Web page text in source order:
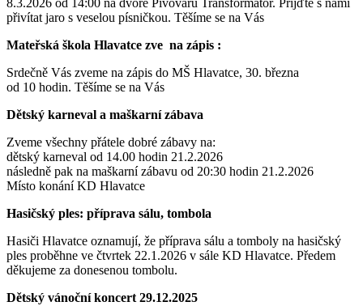
8.3.2026 od 14:00 na dvoře Pivovaru Transformátor. Přijďte s námi
přivítat jaro s veselou písničkou. Těšíme se na Vás
Mateřská škola Hlavatce zve na zápis :
Srdečně Vás zveme na zápis do MŠ Hlavatce, 30. března
od 10 hodin. Těšíme se na Vás
Dětský karneval a maškarní zábava
Zveme všechny přátele dobré zábavy na:
dětský karneval od 14.00 hodin 21.2.2026
následně pak na maškarní zábavu od 20:30 hodin 21.2.2026
Místo konání KD Hlavatce
Hasičský ples: příprava sálu, tombola
Hasiči Hlavatce oznamují, že příprava sálu a tomboly na hasičský
ples proběhne ve čtvrtek 22.1.2026 v sále KD Hlavatce. Předem
děkujeme za donesenou tombolu.
Dětský vánoční koncert 29.12.2025